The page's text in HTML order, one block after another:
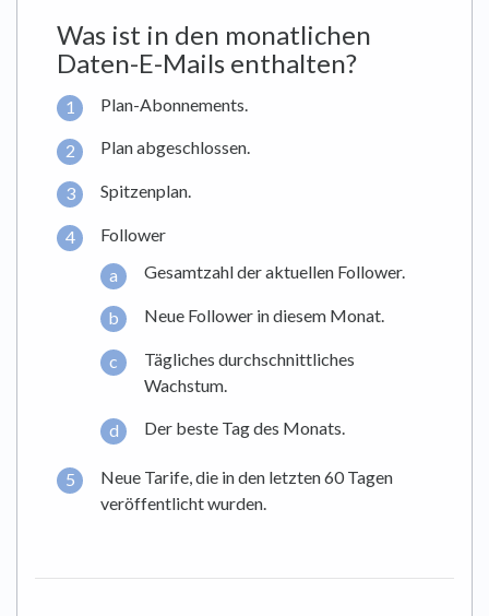
Was ist in den monatlichen
Daten-E-Mails enthalten?
Plan-Abonnements.
Plan abgeschlossen.
Spitzenplan.
Follower
Gesamtzahl der aktuellen Follower.
Neue Follower in diesem Monat.
Tägliches durchschnittliches
Wachstum.
Der beste Tag des Monats.
Neue Tarife, die in den letzten 60 Tagen
veröffentlicht wurden.